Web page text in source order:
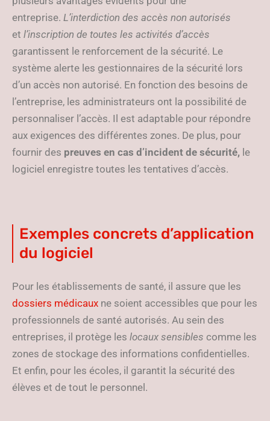
entreprise. L’interdiction des accès non autorisés
et l’inscription de toutes les activités d’accès
garantissent le renforcement de la sécurité. Le
système alerte les gestionnaires de la sécurité lors
d’un accès non autorisé. En fonction des besoins de
l’entreprise, les administrateurs ont la possibilité de
personnaliser l’accès. Il est adaptable pour répondre
aux exigences des différentes zones. De plus, pour
fournir des preuves en cas d’incident de sécurité, le
logiciel enregistre toutes les tentatives d’accès.
Exemples concrets d’application
du logiciel
Pour les établissements de santé, il assure que les
dossiers médicaux ne soient accessibles que pour les
professionnels de santé autorisés. Au sein des
entreprises, il protège les locaux sensibles comme les
zones de stockage des informations confidentielles.
Et enfin, pour les écoles, il garantit la sécurité des
élèves et de tout le personnel.